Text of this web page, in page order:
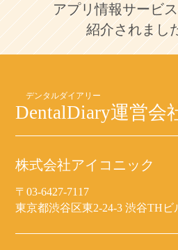
アプリ情報サービ
紹介されまし
DentalDiary運営会
株式会社アイコニック
〒03-6427-7117
東京都渋谷区東2-24-3 渋谷THビ